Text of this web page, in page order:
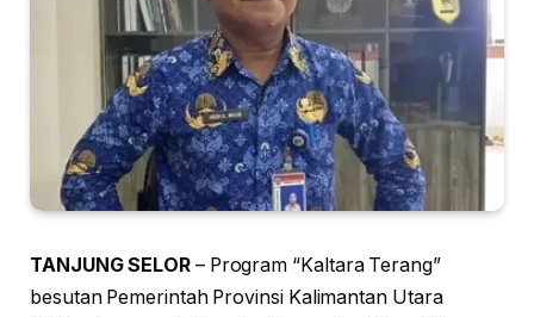
TANJUNG SELOR– Program “Kaltara Terang”
besutan Pemerintah Provinsi Kalimantan Utara